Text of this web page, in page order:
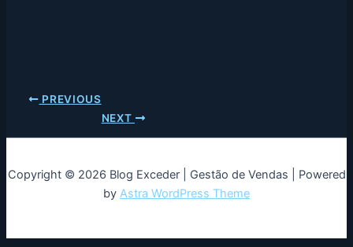
PREVIOUS
NEXT
Copyright © 2026 Blog Exceder | Gestão de Vendas | Powered
by Astra WordPress Theme